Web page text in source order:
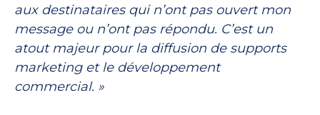
aux destinataires qui n’ont pas ouvert mon
message ou n’ont pas répondu. C’est un
atout majeur pour la diffusion de supports
marketing et le développement
commercial. »